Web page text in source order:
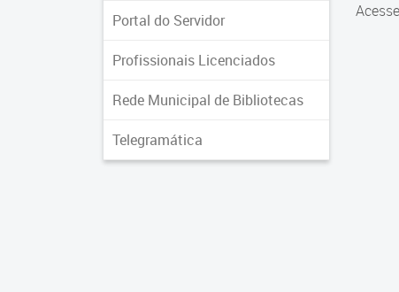
Portal do Servidor
Profissionais Licenciados
Rede Municipal de Bibliotecas
Telegramática